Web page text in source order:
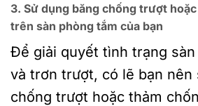
3. Sử dụng băng chống trượt
trên sàn phòng tắm của bạn
Để giải quyết tình trạng
và trơn trượt, có lẽ bạn nên
chống trượt hoặc thảm